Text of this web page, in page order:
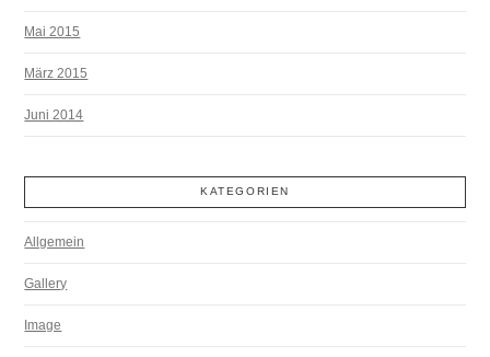
Mai 2015
März 2015
Juni 2014
KATEGORIEN
Allgemein
Gallery
Image